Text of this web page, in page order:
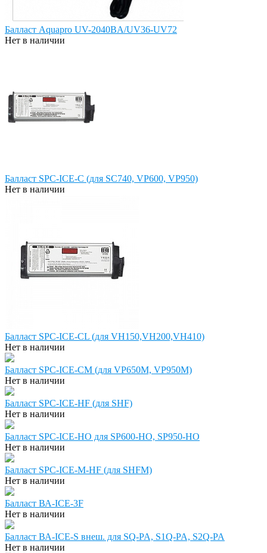
Балласт Aquapro UV-2040BA/UV36-UV72
Нет в наличии
Балласт SPC-ICE-C (для SC740, VP600, VP950)
Нет в наличии
Балласт SPC-ICE-CL (для VH150,VH200,VH410)
Нет в наличии
Балласт SPC-ICE-CM (для VP650M, VP950M)
Нет в наличии
Балласт SPC-ICE-HF (для SHF)
Нет в наличии
Балласт SPC-ICE-HO для SP600-HO, SP950-HO
Нет в наличии
Балласт SPC-ICE-M-HF (для SHFM)
Нет в наличии
Балласт ВА-IСЕ-3F
Нет в наличии
Балласт ВА-IСЕ-S внеш. для SQ-PA, S1Q-PA, S2Q-PA
Нет в наличии